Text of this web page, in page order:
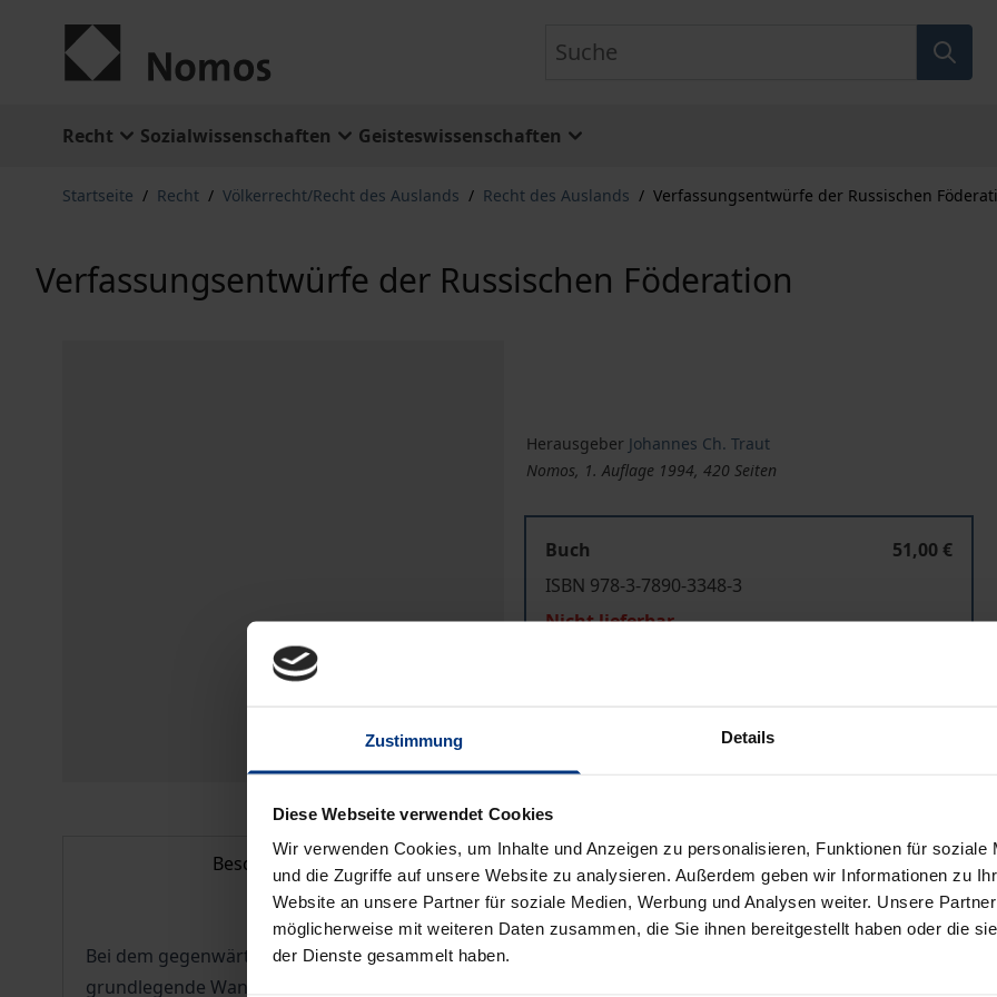
Zustimmung Details
Diese Webseite verwendet Cookies
Wir verwenden Cookies, um Inhalte und Anzeigen zu personalisieren, Funktionen für soziale
und die Zugriffe auf unsere Website zu analysieren. Außerdem geben wir Informationen zu
Website an unsere Partner für soziale Medien, Werbung und Analysen weiter. Unsere
möglicherweise mit weiteren Daten zusammen, die Sie ihnen bereitgestellt haben oder die
der Dienste gesammelt haben.
Recht Sozialwissenschaften Geisteswissenschaften
Startseite / Recht / Völkerrecht/Recht des Auslands / Recht des Auslands / Verfassungsentwürfe der Russischen
Verfassungsentwürfe der Russischen Föderation
Herausgeber Johannes Ch. Traut
Nomos, 1. Auflage 1994, 420 Seiten
Buch
51,00 €
ISBN 978-3-7890-3348-3
Nicht lieferbar
Beschreibung Bibliografische Angaben
Bei dem gegenwärtigen Umbruch Rußlands handelt es sich weniger um Fragen wie Sozialismus oder
grundlegende Wandel, ohne den auch die obengenannten Probleme in allen gesellschaftspolitischen